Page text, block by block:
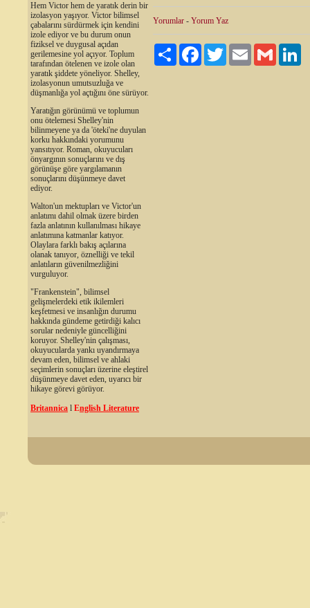
Hem Victor hem de yaratık derin bir
izolasyon yaşıyor. Victor bilimsel
çabalarını sürdürmek için kendini
izole ediyor ve bu durum onun
fiziksel ve duygusal açıdan
gerilemesine yol açıyor. Toplum
tarafından ötelenen ve izole olan
yaratık şiddete yöneliyor. Shelley,
izolasyonun umutsuzluğa ve
düşmanlığa yol açtığını öne sürüyor.
Yaratığın görünümü ve toplumun
onu ötelemesi Shelley'nin
bilinmeyene ya da 'öteki'ne duyulan
korku hakkındaki yorumunu
yansıtıyor. Roman, okuyucuları
önyargının sonuçlarını ve dış
görünüşe göre yargılamanın
sonuçlarını düşünmeye davet
ediyor.
Walton'un mektupları ve Victor'un
anlatımı dahil olmak üzere birden
fazla anlatının kullanılması hikaye
anlatımına katmanlar katıyor.
Olaylara farklı bakış açılarına
olanak tanıyor, öznelliği ve tekil
anlatıların güvenilmezliğini
vurguluyor.
"Frankenstein", bilimsel
gelişmelerdeki etik ikilemleri
keşfetmesi ve insanlığın durumu
hakkında gündeme getirdiği kalıcı
sorular nedeniyle güncelliğini
koruyor. Shelley'nin çalışması,
okuyucularda yankı uyandırmaya
devam eden, bilimsel ve ahlaki
seçimlerin sonuçları üzerine eleştirel
düşünmeye davet eden, uyarıcı bir
hikaye görevi görüyor.
Britannica l English Literature
Yorumlar - Yorum Yaz
Paylaş FacebookTwitter Email Gmail